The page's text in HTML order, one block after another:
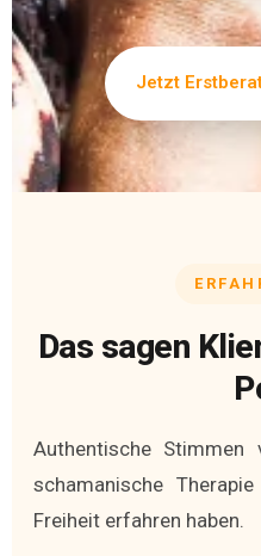
Jetzt
Das sagen
Authentische Stimmen
schamanische
Freiheit erfahren haben.